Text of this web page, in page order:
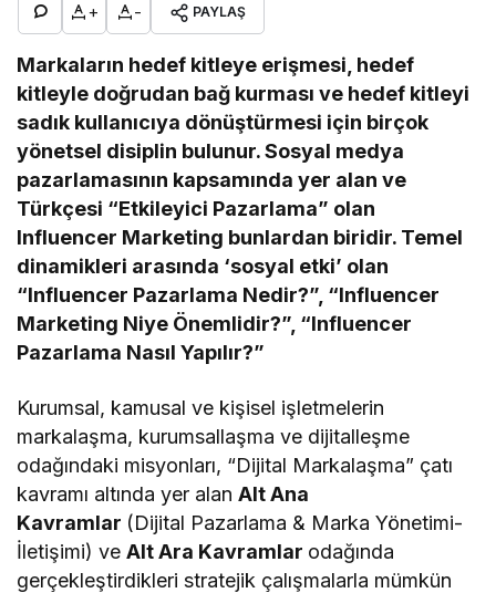
+ - PAYLAŞ
Markaların hedef kitleye erişmesi, hedef
kitleyle doğrudan bağ kurması ve hedef kitleyi
sadık kullanıcıya dönüştürmesi için birçok
yönetsel disiplin bulunur. Sosyal medya
pazarlamasının kapsamında yer alan ve
Türkçesi “Etkileyici Pazarlama” olan
Influencer Marketing bunlardan biridir. Temel
dinamikleri arasında ‘sosyal etki’ olan
“Influencer Pazarlama Nedir?”, “Influencer
Marketing Niye Önemlidir?”, “Influencer
Pazarlama Nasıl Yapılır?”
Kurumsal, kamusal ve kişisel işletmelerin
markalaşma, kurumsallaşma ve dijitalleşme
odağındaki misyonları, “Dijital Markalaşma” çatı
kavramı altında yer alanAlt Ana
Kavramlar (Dijital Pazarlama & Marka Yönetimi-
İletişimi) veAlt Ara Kavramlar odağında
gerçekleştirdikleri stratejik çalışmalarla mümkün